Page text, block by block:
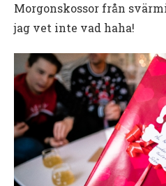
Morgonskossor från
jag vet inte vad haha!